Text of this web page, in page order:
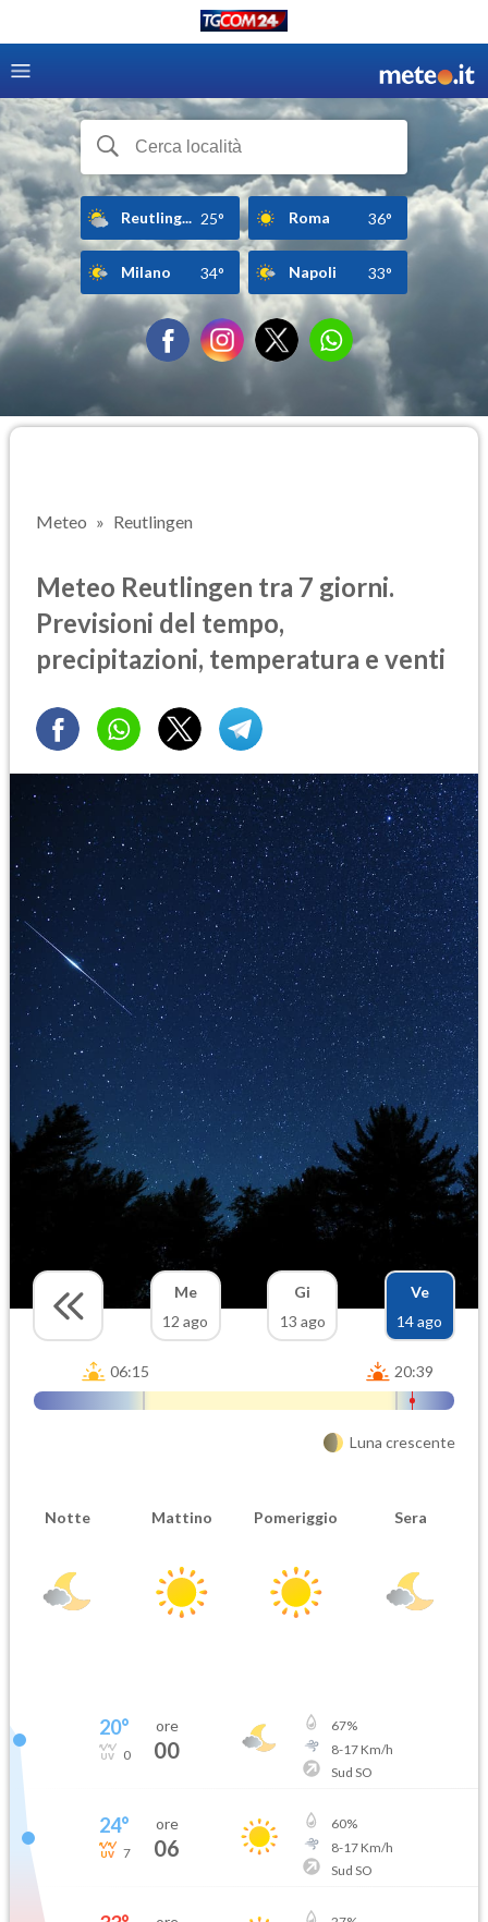
Reutling... 25° Roma 36°
Milano 34° Napoli 33°
Meteo Reutlingen
Meteo Reutlingen tra 7 giorni.
Previsioni del tempo,
precipitazioni, temperatura e venti
Me
12 ago
Gi
13 ago
Ve
14 ago
06:15 20:39
Luna crescente
Notte Mattino Pomeriggio Sera
20°
0
ore
00
67%
8-17Km/h
Sud SO
24°
7
ore
06
60%
8-17Km/h
Sud SO